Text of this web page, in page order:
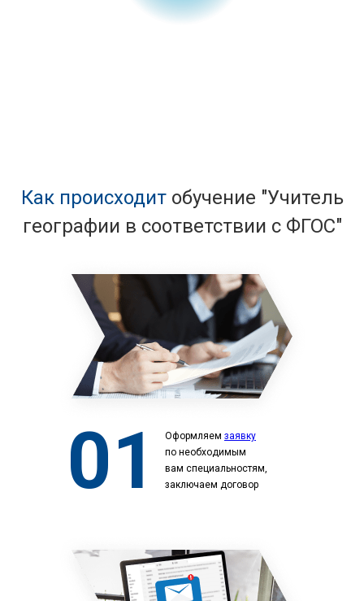
Как происходитобучение "Учитель
географии в соответствии с ФГОС"
01 Оформляем заявку
по необходимым
вам специальностям,
заключаем договор